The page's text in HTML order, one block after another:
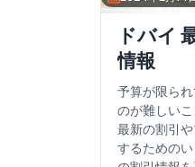
ドバイ
情報
予算が限ら
のが難しい
最新の割引
するための